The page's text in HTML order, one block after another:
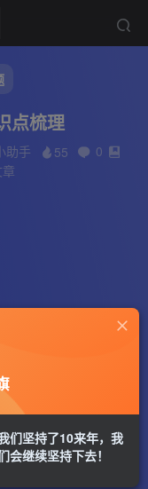
点梳理
助手 55
0
们坚持了10来年，我
继续坚持下去！